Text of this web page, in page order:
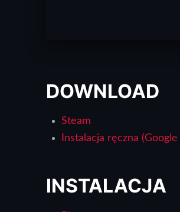
DOWNLOAD
Steam
Instalacja ręczna
INSTALACJA